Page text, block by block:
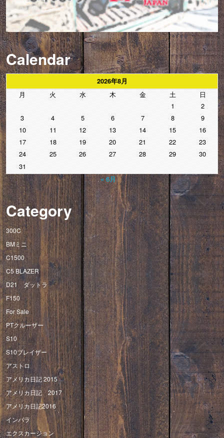
Calendar
2026年8月
月 火 水 木 金 土
日
1
2
3
4 5 6 7 8
9
10
11 12 13 14 15
16
17
18 19 20 21 22
23
24
25 26 27 28 29
30
31
« 6月
Category
300C
BMミニ
C1500
C5 BLAZER
D21 ダットラ
F150
For Sale
PTクルーザー
S10
S10ブレイザー
アストロ
アメリカ日記 2015
アメリカ日記 2017
アメリカ日記2016
インパラ
エクスカージョン